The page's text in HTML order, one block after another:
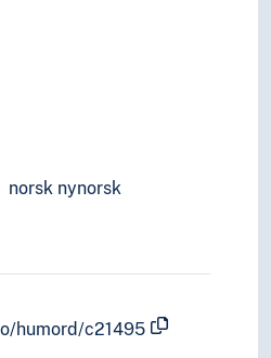
(Sivile rettigheter)
norsk nynorsk
humord/c21495